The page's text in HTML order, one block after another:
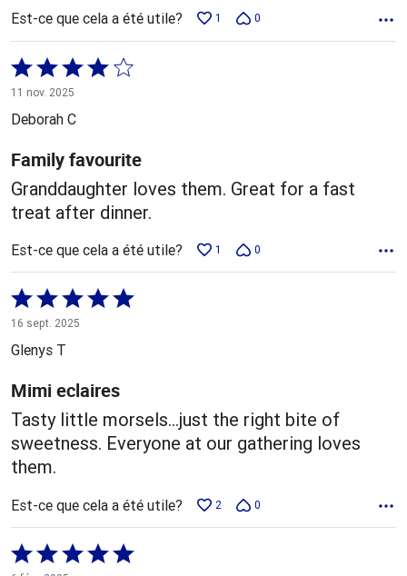
Est-ce que cela a été utile? 1 0
Coté
4 sur
5
11 nov. 2025
Deborah C
Family favourite
Granddaughter loves them. Great for a fast
treat after dinner.
Est-ce que cela a été utile? 1 0
Coté
5 sur
5
16 sept. 2025
Glenys T
Mimi eclaires
Tasty little morsels…just the right bite of
sweetness. Everyone at our gathering loves
them.
Est-ce que cela a été utile? 2 0
Coté